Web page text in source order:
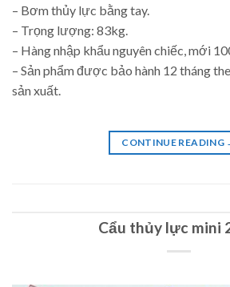
– Bơm thủy lực bằng tay.
– Trọng lượng: 83kg.
– Hàng nhập khẩu nguyên chiếc, mới
– Sản phẩm được bảo hành 12 tháng
sản xuất.
CONTINUE READING
Cẩu thủy lực mini